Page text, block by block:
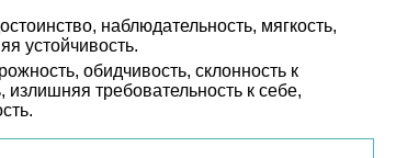
наблюдательность, мягкость,
устойчивость.
обидчивость, склонность к
требовательность к себе,